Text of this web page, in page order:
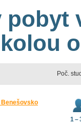
pobyt
Poč.
Benešovsko
1 –